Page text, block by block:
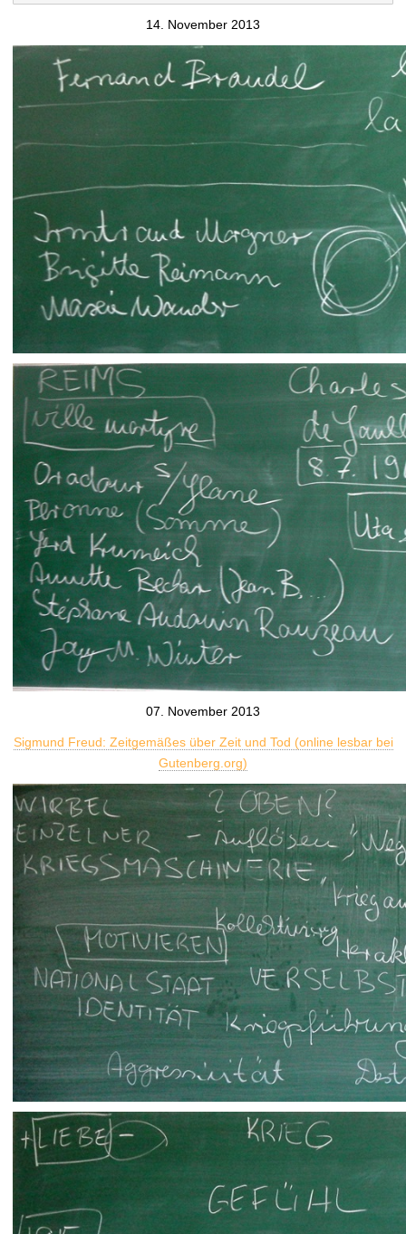
14. November 2013
07. November 2013
Sigmund Freud: Zeitgemäßes über Zeit und Tod (online lesbar bei
Gutenberg.org)